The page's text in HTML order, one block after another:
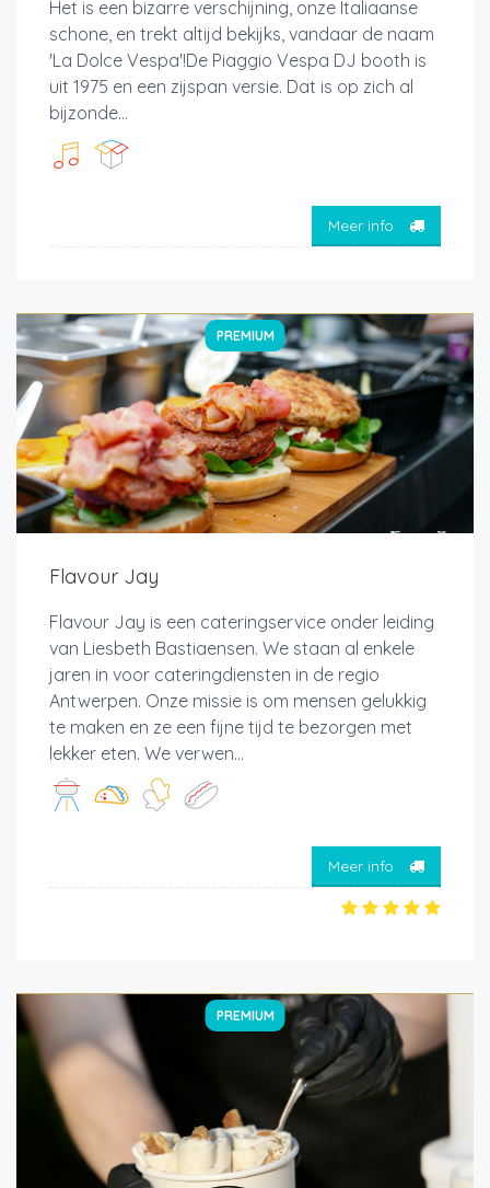
Het is een bizarre verschijning, onze Italiaanse
schone, en trekt altijd bekijks, vandaar de naam
'La Dolce Vespa'!De Piaggio Vespa DJ booth is
uit 1975 en een zijspan versie. Dat is op zich al
bijzonde...
Meer info
PREMIUM
Flavour Jay
Flavour Jay is een cateringservice onder leiding
van Liesbeth Bastiaensen. We staan al enkele
jaren in voor cateringdiensten in de regio
Antwerpen. Onze missie is om mensen gelukkig
te maken en ze een fijne tijd te bezorgen met
lekker eten. We verwen...
Meer info
PREMIUM